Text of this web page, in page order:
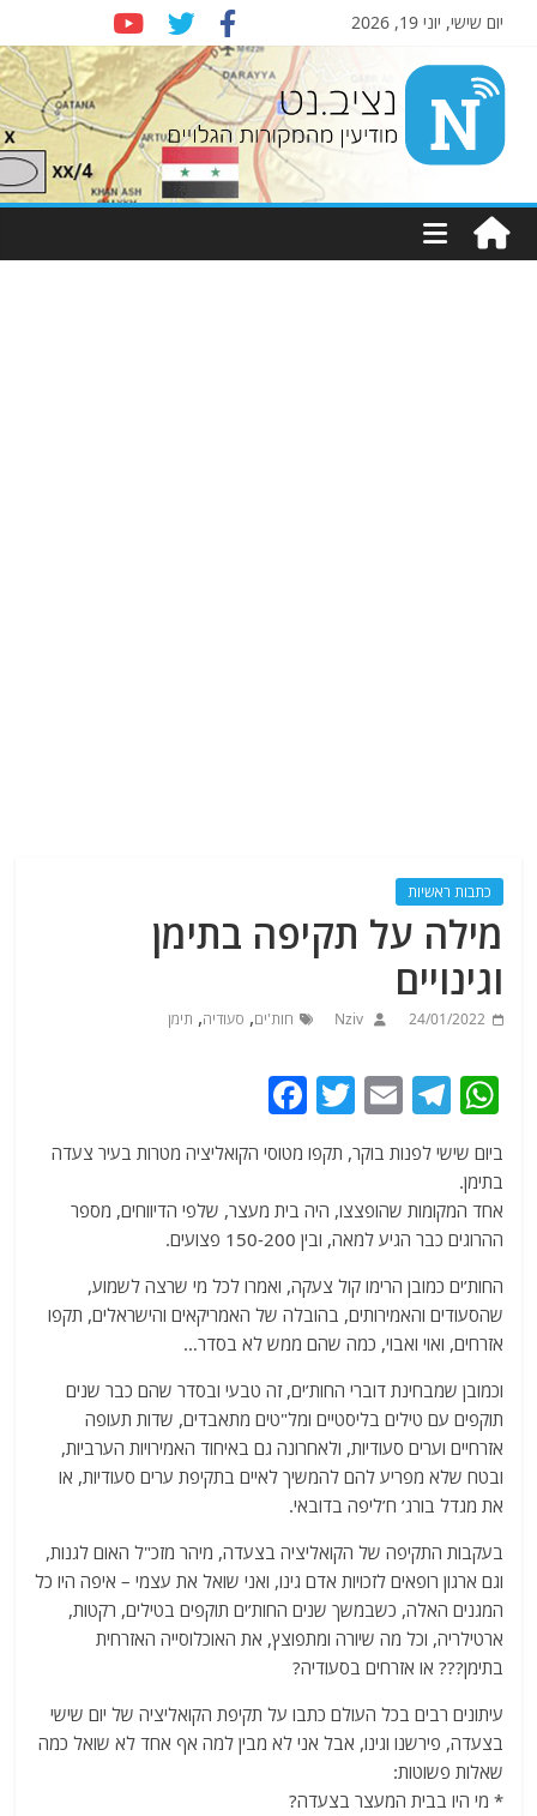
יום שישי, יוני 19, 2026
Nziv.net
מודיעין
מהמקורות
כתבות ראשיות
מילה על תקיפה בתימן
וגינויים
24/01/2022
Nziv חות'ים, סעודיה, תימן
W
at
s
A
p
p
T
e
g
ra
m
E
ai
l
T
itt
er
c
e
b
o
o
k
ביום שישי לפנות בוקר, תקפו מטוסי הקואליציה מטרות בעיר צעדה
בתימן.
אחד המקומות שהופצצו, היה בית מעצר, שלפי הדיווחים, מספר
ההרוגים כבר הגיע למאה, ובין 150-200 פצועים.
החות’ים כמובן הרימו קול צעקה, ואמרו לכל מי שרצה לשמוע,
שהסעודים והאמירותים, בהובלה של האמריקאים והישראלים, תקפו
אזרחים, ואוי ואבוי, כמה שהם ממש לא בסדר…
וכמובן שמבחינת דוברי החות’ים, זה טבעי ובסדר שהם כבר שנים
תוקפים עם טילים בליסטיים ומל"טים מתאבדים, שדות תעופה
אזרחיים וערים סעודיות, ולאחרונה גם באיחוד האמירויות הערביות,
ובטח שלא מפריע להם להמשיך לאיים בתקיפת ערים סעודיות, או
את מגדל בורג’ ח’ליפה בדובאי.
בעקבות התקיפה של הקואליציה בצעדה, מיהר מזכ"ל האום לגנות,
וגם ארגון רופאים לזכויות אדם גינו, ואני שואל את עצמי – איפה היו כל
המגנים האלה, כשבמשך שנים החות’ים תוקפים בטילים, רקטות,
ארטילריה, וכל מה שיורה ומתפוצץ, את האוכלוסייה האזרחית
בתימן??? או אזרחים בסעודיה?
עיתונים רבים בכל העולם כתבו על תקיפת הקואליציה של יום שישי
בצעדה, פירשנו וגינו, אבל אני לא מבין למה אף אחד לא שואל כמה
שאלות פשוטות:
* מי היו בבית המעצר בצעדה?